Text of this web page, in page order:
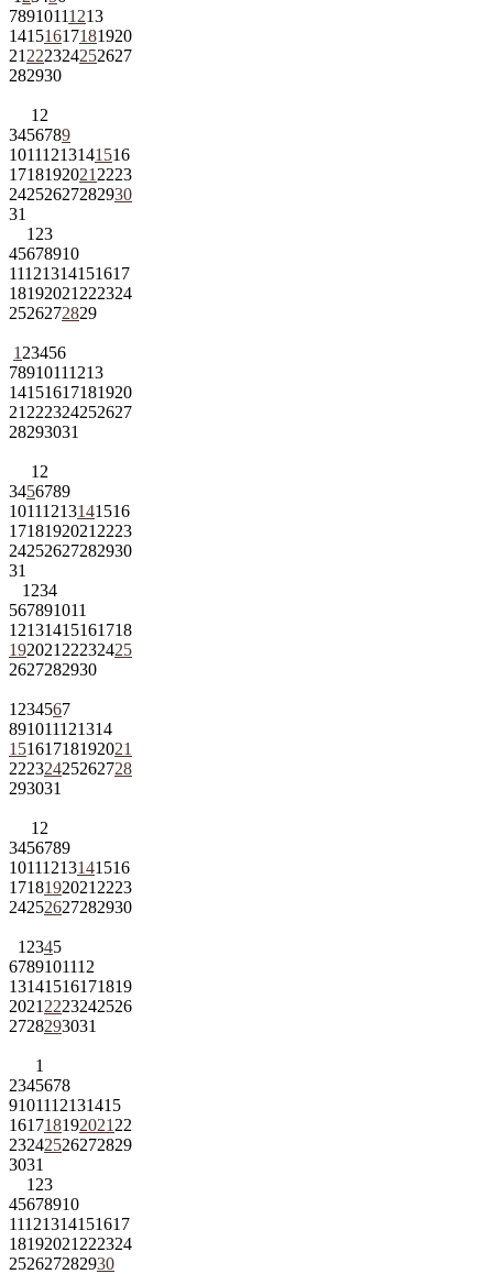
78910111213
14151617181920
21 222324252627
282930
1 2
3456789
10111213141516
1718192021 2223
24252627282930
31
1 23
45678910
11121314151617
18192021 222324
2526272829
1 23456
78910111213
14151617181920
21 222324252627
28293031
1 2
3456789
10111213141516
1718192021 2223
24252627282930
31
1 234
567891011
12131415161718
192021 22232425
2627282930
1 234567
891011121314
15161718192021
22232425262728
293031
1 2
3456789
10111213141516
1718192021 2223
24252627282930
1 2345
6789101112
13141516171819
2021 2223242526
2728293031
1
2345678
9101112131415
161718192021 22
23242526272829
3031
1 23
45678910
11121314151617
18192021 222324
252627282930